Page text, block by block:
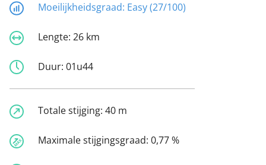
Moeilijkheidsgraad: Easy (27/100)
Lengte: 26 km
Duur: 01u44
Totale stijging: 40 m
Maximale stijgingsgraad: 0,77 %